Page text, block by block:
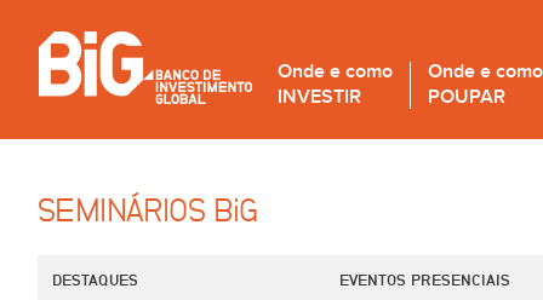
Onde e como
INVESTIR
Onde e como
POUPAR
SEMINÁRIOS BiG
DESTAQUES EVENTOS PRESENCIAIS